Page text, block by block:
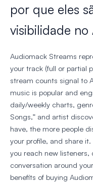
por que eles
visibilidade no
Audiomack Streams
your track (full or partial
stream counts signal to
music is popular and
daily/weekly charts,
Songs,” and artist
have, the more people
your profile, and share
you reach new
conversation around
benefits of buying